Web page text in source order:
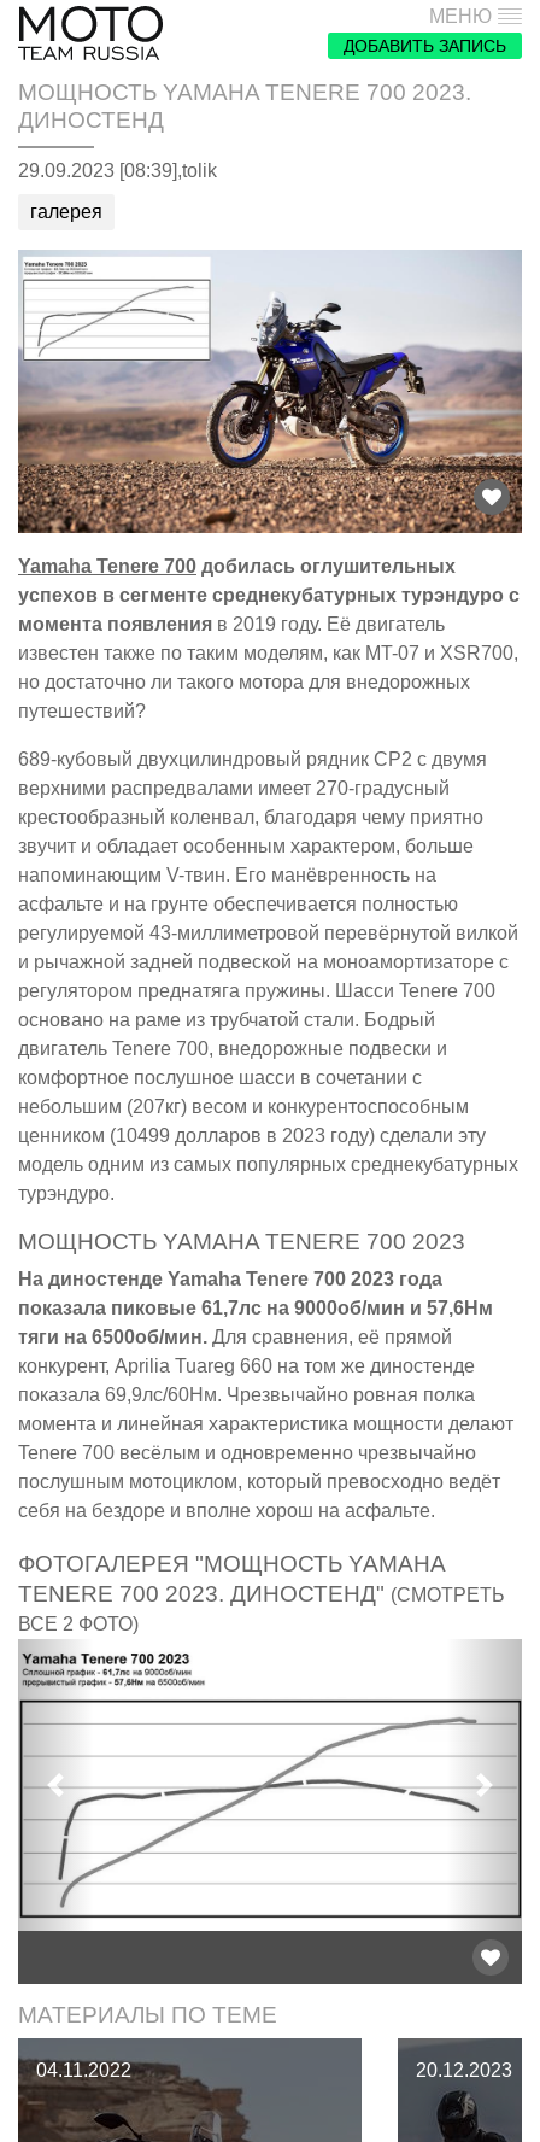
МЕНЮ
ДОБАВИТЬ ЗАПИСЬ
МОЩНОСТЬ YAMAHA TENERE 700 2023.
ДИНОСТЕНД
29.09.2023 [08:39],tolik
галерея
Yamaha Tenere 700 добилась оглушительных
успехов в сегменте среднекубатурных турэндуро с
момента появления в 2019 году. Её двигатель
известен также по таким моделям, как MT-07 и XSR700,
но достаточно ли такого мотора для внедорожных
путешествий?
689-кубовый двухцилиндровый рядник CP2 с двумя
верхними распредвалами имеет 270-градусный
крестообразный коленвал, благодаря чему приятно
звучит и обладает особенным характером, больше
напоминающим V-твин. Его манёвренность на
асфальте и на грунте обеспечивается полностью
регулируемой 43-миллиметровой перевёрнутой вилкой
и рычажной задней подвеской на моноамортизаторе с
регулятором преднатяга пружины. Шасси Tenere 700
основано на раме из трубчатой стали. Бодрый
двигатель Tenere 700, внедорожные подвески и
комфортное послушное шасси в сочетании с
небольшим (207кг) весом и конкурентоспособным
ценником (10499 долларов в 2023 году) сделали эту
модель одним из самых популярных среднекубатурных
турэндуро.
МОЩНОСТЬ YAMAHA TENERE 700 2023
На диностенде Yamaha Tenere 700 2023 года
показала пиковые 61,7лс на 9000об/мин и 57,6Нм
тяги на 6500об/мин. Для сравнения, её прямой
конкурент, Aprilia Tuareg 660 на том же диностенде
показала 69,9лс/60Нм. Чрезвычайно ровная полка
момента и линейная характеристика мощности делают
Tenere 700 весёлым и одновременно чрезвычайно
послушным мотоциклом, который превосходно ведёт
себя на бездоре и вполне хорош на асфальте.
ФОТОГАЛЕРЕЯ "МОЩНОСТЬ YAMAHA
TENERE 700 2023. ДИНОСТЕНД" (СМОТРЕТЬ
ВСЕ 2 ФОТО)
Предыдущий
МАТЕРИАЛЫ ПО ТЕМЕ
04.11.2022 20.12.2023